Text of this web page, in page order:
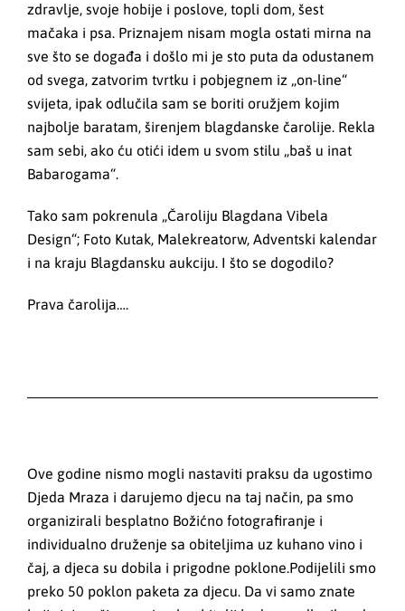
zdravlje, svoje hobije i poslove, topli dom, šest
mačaka i psa. Priznajem nisam mogla ostati mirna na
sve što se događa i došlo mi je sto puta da odustanem
od svega, zatvorim tvrtku i pobjegnem iz „on-line“
svijeta, ipak odlučila sam se boriti oružjem kojim
najbolje baratam, širenjem blagdanske čarolije. Rekla
sam sebi, ako ću otići idem u svom stilu „baš u inat
Babarogama“.
Tako sam pokrenula „Čaroliju Blagdana Vibela
Design“; Foto Kutak, Malekreatorw, Adventski kalendar
i na kraju Blagdansku aukciju. I što se dogodilo?
Prava čarolija….
Ove godine nismo mogli nastaviti praksu da ugostimo
Djeda Mraza i darujemo djecu na taj način, pa smo
organizirali besplatno Božićno fotografiranje i
individualno druženje sa obiteljima uz kuhano vino i
čaj, a djeca su dobila i prigodne poklone.Podijelili smo
preko 50 poklon paketa za djecu. Da vi samo znate